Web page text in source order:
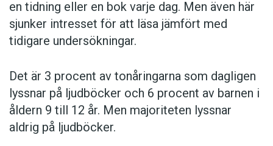
en tidning eller en bok varje dag. Men även här
sjunker intresset för att läsa jämfört med
tidigare undersökningar.
Det är 3 procent av tonåringarna som dagligen
lyssnar på ljudböcker och 6 procent av barnen i
åldern 9 till 12 år. Men majoriteten lyssnar
aldrig på ljudböcker.